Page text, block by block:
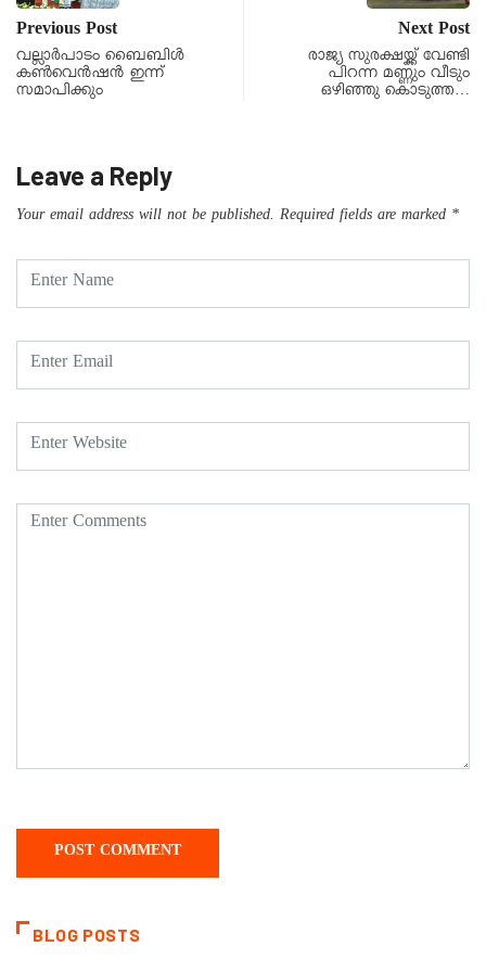
Previous Post
വല്ലാർപാടം ബൈബിൾ
കൺവെൻഷൻ ഇന്ന്
സമാപിക്കും
Next Post
രാജ്യ സുരക്ഷയ്ക്ക് വേണ്ടി
പിറന്ന മണ്ണും വീടും
ഒഴിഞ്ഞു കൊടുത്ത…
Leave a Reply
Your email address will not be published. Required fields are marked *
BLOG POSTS